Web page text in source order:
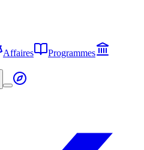
Affaires
Programmes